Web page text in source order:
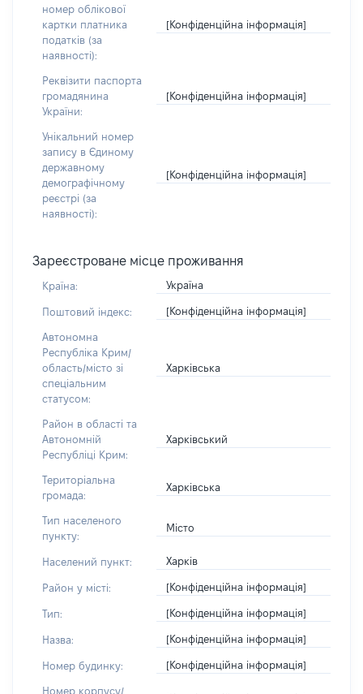
номер облікової
картки платника
податків (за
наявності):
[Конфіденційна інформація]
Реквізити паспорта
громадянина
України:
[Конфіденційна інформація]
Унікальний номер
запису в Єдиному
державному
демографічному
реєстрі (за
наявності):
[Конфіденційна інформація]
Зареєстроване місце проживання
Країна: Україна
Поштовий індекс: [Конфіденційна інформація]
Автономна
Республіка Крим/
область/місто зі
спеціальним
статусом:
Харківська
Район в області та
Автономній
Республіці Крим:
Харківський
Територіальна
громада:
Харківська
Тип населеного
пункту:
Місто
Населений пункт: Харків
Район у місті: [Конфіденційна інформація]
Тип: [Конфіденційна інформація]
Назва: [Конфіденційна інформація]
Номер будинку: [Конфіденційна інформація]
Номер корпусу/